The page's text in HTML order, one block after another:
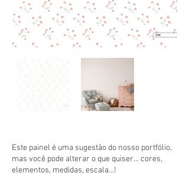
Este painel é uma sugestão do nosso portfólio,
mas você pode alterar o que quiser... cores,
elementos, medidas, escala...!